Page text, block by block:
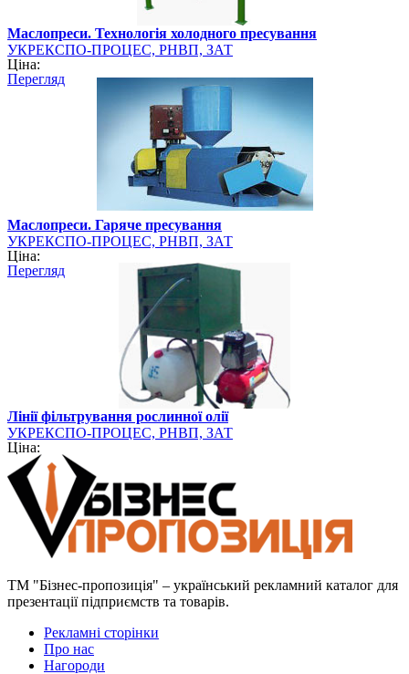
Маслопреси. Технологія холодного пресування
УКРЕКСПО-ПРОЦЕС, РНВП, ЗАТ
Ціна:
Перегляд
Маслопреси. Гаряче пресування
УКРЕКСПО-ПРОЦЕС, РНВП, ЗАТ
Ціна:
Перегляд
Лінії фільтрування рослинної олії
УКРЕКСПО-ПРОЦЕС, РНВП, ЗАТ
Ціна:
ТМ "Бізнес-пропозиція" – український рекламний каталог для
презентації підприємств та товарів.
Рекламні сторінки
Про нас
Нагороди